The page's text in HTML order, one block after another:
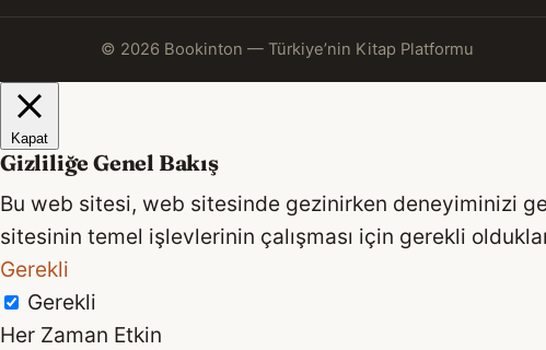
© 2026 Bookinton — Türkiye’nin Kitap Platformu
Kapat
Gizliliğe Genel Bakış
Bu web sitesi, web sitesinde gezinirken deneyiminizi
sitesinin temel işlevlerinin çalışması için gerekli
Gerekli
Gerekli
Her Zaman Etkin